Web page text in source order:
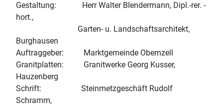
Gestaltung: Herr Walter Blendermann, Dipl.-rer. -
hort.,
Garten- u. Landschaftsarchitekt,
Burghausen
Auftraggeber: Marktgemeinde Obernzell
Granitplatten: Granitwerke Georg Kusser,
Hauzenberg
Schrift: Steinmetzgeschäft Rudolf
Schramm,